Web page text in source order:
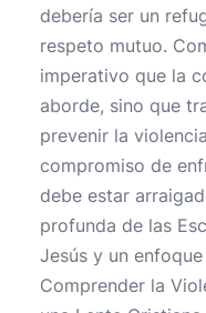
debería ser un
respeto mutuo.
imperativo que la
aborde, sino que
prevenir la
compromiso de
debe estar
profunda de las
Jesús y un
Comprender la